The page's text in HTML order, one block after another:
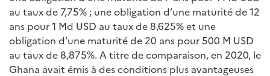
au taux de 7,75% ; une obligation d’une maturité de 12
ans pour 1 Md USD au taux de 8,625% et une
obligation d’une maturité de 20 ans pour 500 M USD
au taux de 8,875%. A titre de comparaison, en 2020, le
Ghana avait émis à des conditions plus avantageuses